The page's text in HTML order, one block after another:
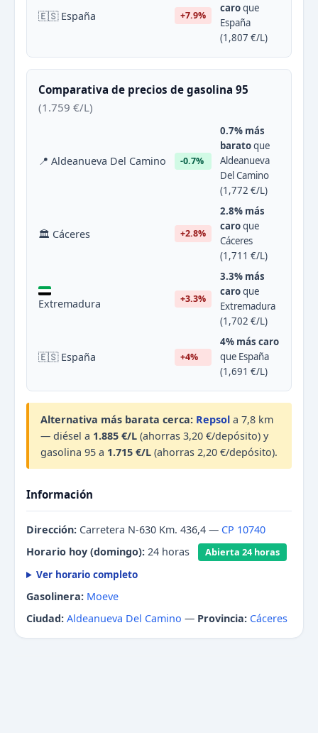
🇪🇸 España +7.9%
caroque
España
(1,807 €/L)
Comparativa de precios de gasolina 95
(1.759 €/L)
📍 Aldeanueva Del Camino -0.7%
0.7% más
baratoque
Aldeanueva
Del Camino
(1,772 €/L)
🏛 Cáceres +2.8%
2.8% más
caroque
Cáceres
(1,711 €/L)
Extremadura +3.3%
3.3% más
caroque
Extremadura
(1,702 €/L)
🇪🇸 España +4%
4% más caro
que España
(1,691 €/L)
Alternativa más barata cerca: Repsol a 7,8 km
— diésel a 1.885 €/L (ahorras 3,20 €/depósito) y
gasolina 95 a 1.715 €/L (ahorras 2,20 €/depósito).
Información
Dirección: Carretera N-630 Km. 436,4 — CP 10740
Horario hoy (domingo): 24 horas Abierta 24 horas
Ver horario completo
Gasolinera: Moeve
Ciudad: Aldeanueva Del Camino — Provincia: Cáceres